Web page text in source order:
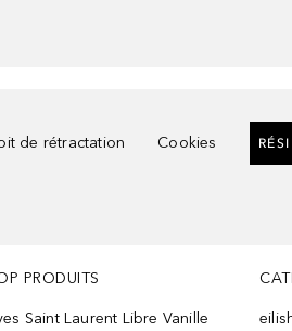
de rétractation Cookies
PRODUITS
Saint Laurent Libre Vanille